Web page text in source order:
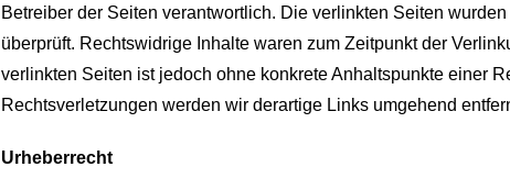
Betreiber der Seiten verantwortlich. Die verlinkten Seiten
überprüft. Rechtswidrige Inhalte waren zum Zeitpunkt der
verlinkten Seiten ist jedoch ohne konkrete Anhaltspunkte einer
Rechtsverletzungen werden wir derartige Links umgehend
Urheberrecht